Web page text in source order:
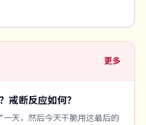
占用。现在直接用
暂时删除某个游戏啥的。
必须N卡的AI项目要自己
，我就在我习惯的mac环
更多
戒断反应如何？
天，然后今天干脆用这最后的